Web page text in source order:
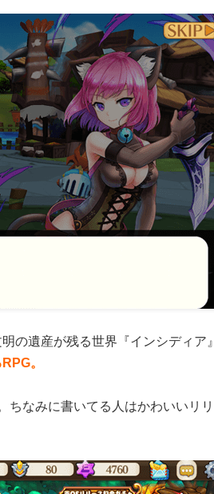
の遺産が残る世界『インシディア』
。
ちなみに書いてる人はかわいいリリ